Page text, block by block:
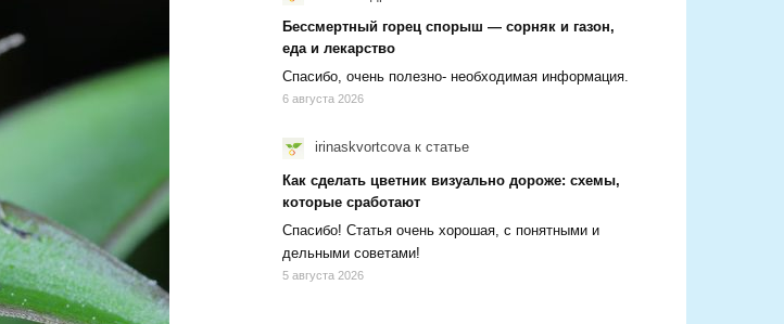
Бессмертный горец спорыш — сорняк и газон,
еда и лекарство
Спасибо, очень полезно- необходимая информация.
6 августа 2026
irinaskvortcovaк статье
Как сделать цветник визуально дороже: схемы,
которые сработают
Спасибо! Статья очень хорошая, с понятными и
дельными советами!
5 августа 2026